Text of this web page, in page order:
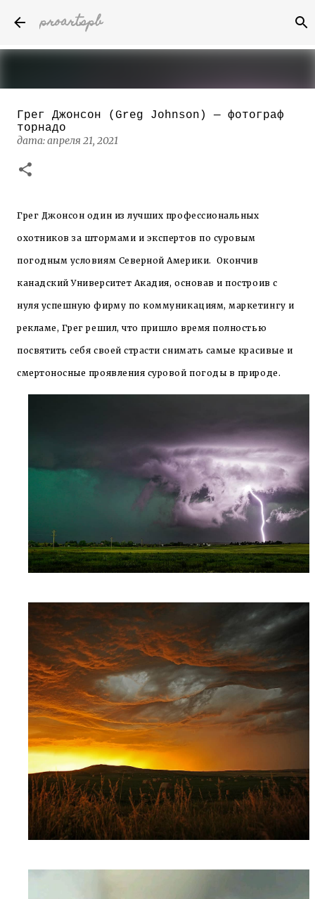
proartspb
Бумажные скульптуры канадского
художника Келвина Николса (Calvin
Nicholls)
Грег Джонсон (Greg Johnson) — фотограф
торнадо
дата:апреля 21, 2021
Грег Джонсон один из лучших профессиональных
охотников за штормами и экспертов по суровым
погодным условиям Северной Америки. Окончив
канадский Университет Акадия, основав и построив с
нуля успешную фирму по коммуникациям, маркетингу и
рекламе, Грег решил, что пришло время полностью
посвятить себя своей страсти снимать самые красивые и
смертоносные проявления суровой погоды в природе.